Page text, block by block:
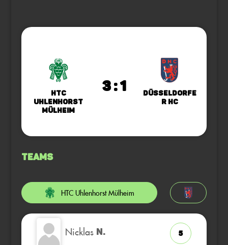
HTC
Uhlenhorst
Mülheim
3 : 1
Düsseldorfe
r HC
Teams
HTC Uhlenhorst Mülheim
Nicklas N. 5